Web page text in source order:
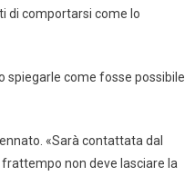
di comportarsi come lo
spiegarle come fosse possibile
«Sarà contattata dal
non deve lasciare la